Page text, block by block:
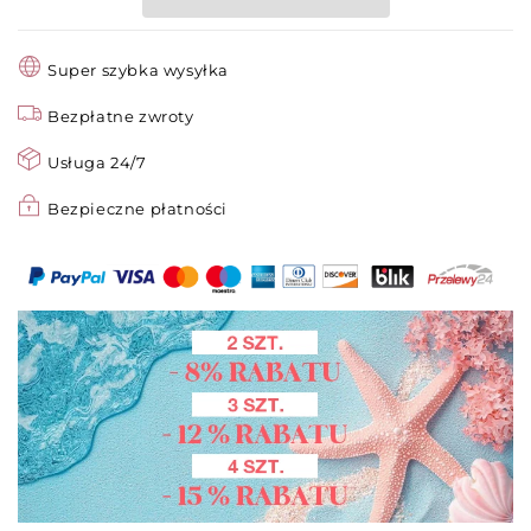
Super szybka wysyłka
Bezpłatne zwroty
Usługa 24/7
Bezpieczne płatności